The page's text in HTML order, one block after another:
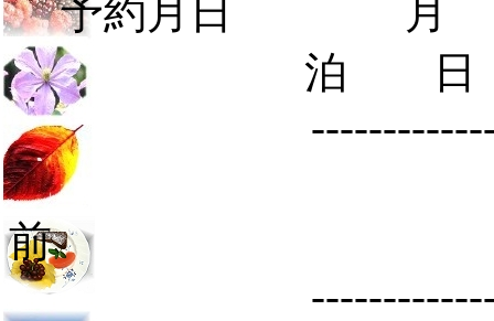
予約月日
泊